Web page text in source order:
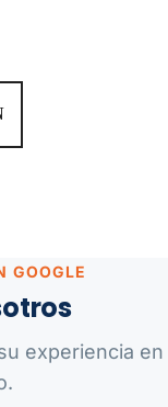
GOOGLE
experiencia en